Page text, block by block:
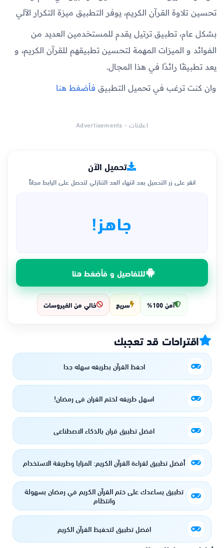
تحسين تلاوة القرآن الكريم، يوفر التطبيق ميزة التكرار الآلي
بشكل عام، تطبيق ترتيل يقدم للمستخدمين العديد من
الفوائد و الميزات المهمة لتحسين تطبيقهم للقرآن الكريم، و
يعد تطبيقًا رائدًا في هذا المجال.
وان كنت ترغب في تحميل التطبيق فأضغط هنا
اعلانات - Advertisements
تحميل الآن
انقر على زر التحميل بعد انتهاء العد التنازلي لتحصل على الرابط مجاناً
جاهز!
للتفاصيل و فأضغط هنا
آمن 100% سريع خالي من الفيروسات
اقتراحات قد تعجبك
احفظ القرآن بطريقه سهله جدا
اسهل طريقه لختم القران في رمضان!
افضل تطبيق قران بالذكاء الاصطناعي
أفضل تطبيق لقراءة القرآن الكريم: المزايا وطريقة الاستخدام
تطبيق يساعدك على ختم القرآن الكريم في رمضان بسهولة
وانتظام
افضل تطبيق لتحفيظ القرآن الكريم